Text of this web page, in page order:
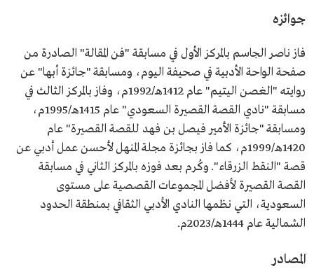
جوائزه
فاز ناصر الجاسم بالمركز الأول في مسابقة "فن المقالة" الصادرة من
صفحة الواحة الأدبية في صحيفة اليوم، ومسابقة "جائزة أبها" عن
روايته "الغصن اليتيم" عام 1412هـ/1992م، وفاز بالمركز الثالث في
مسابقة "نادي القصة القصيرة السعودي" عام 1415هـ/1995م،
ومسابقة "جائزة الأمير فيصل بن فهد للقصة القصيرة" عام
1420هـ/1999م، كما فاز بجائزة مجلة المنهل لأحسن عمل أدبي عن
قصة "النقط الزرقاء". وكُرم بعد فوزه بالمركز الثاني في مسابقة
القصة القصيرة لأفضل المجموعات القصصية على مستوى
السعودية، التي نظمها النادي الأدبي الثقافي بمنطقة الحدود
الشمالية عام 1444هـ/2023م.
المصادر